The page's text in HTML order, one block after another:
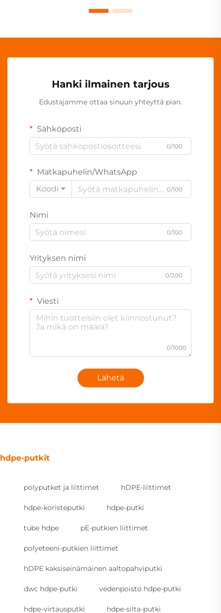
Hanki ilmainen tarjous
Edustajamme ottaa sinuun yhteyttä pian.
Sähköposti
0/100
Matkapuhelin/WhatsApp
Koodi
0/100
Nimi
0/100
Yrityksen nimi
0/200
Viesti
0/1000
Lähetä
hdpe-putkit
polyputket ja liittimet hDPE-liittimet
hdpe-koristeputki hdpe-putki
tube hdpe pE-putkien liittimet
polyeteeni-putkien liittimet
hDPE kaksiseinämäinen aaltopahviputki
dwc hdpe-putki vedenpoisto hdpe-putki
hdpe-virtausputki hdpe-silta-putki